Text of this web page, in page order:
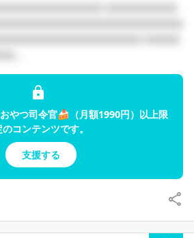
やつ司令官🍰（月額1990円）以上限
のコンテンツです。
支援する